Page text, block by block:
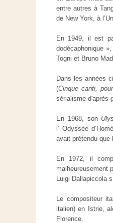
entre autres à
de New York, à
En 1949, il est
dodécaphonique
Togni et Bruno
Dans les années
(Cinque canti,
sérialisme
En 1968, son
l’ Odyssée
avait prétendu que
En 1972, il
malheureusement
Luigi Dallapiccola
Le compositeur
italien) en Istrie,
Florence.